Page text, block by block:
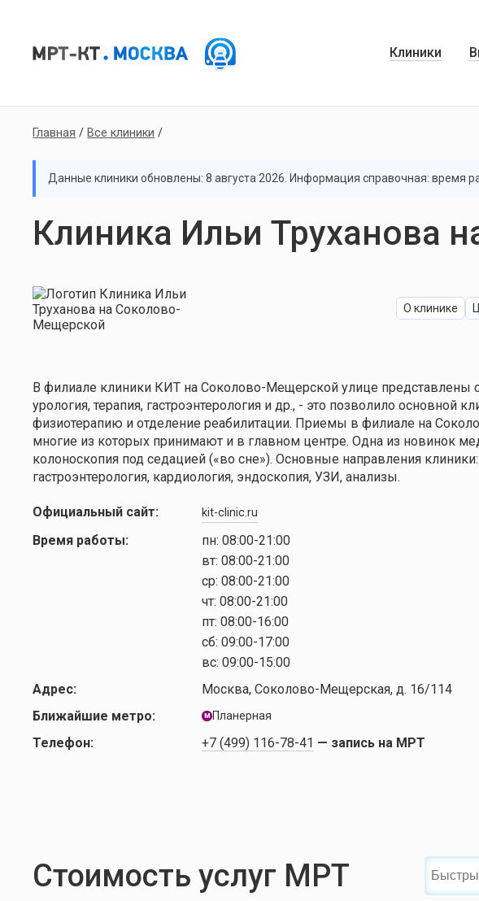
Клиники
Главная / Все клиники /
Данные клиники обновлены: 8 августа 2026. Информация справочная: время
Клиника Ильи Труханова
О клинике
В филиале клиники КИТ на Соколово-Мещерской улице представлены
урология, терапия, гастроэнтерология и др., - это позволило основной
физиотерапию и отделение реабилитации. Приемы в филиале на
многие из которых принимают и в главном центре. Одна из новинок
колоноскопия под седацией («во сне»). Основные направления клиники:
гастроэнтерология, кардиология, эндоскопия, УЗИ, анализы.
Официальный сайт: kit-clinic.ru
Время работы: пн: 08:00-21:00
вт: 08:00-21:00
ср: 08:00-21:00
чт: 08:00-21:00
пт: 08:00-16:00
сб: 09:00-17:00
вс: 09:00-15:00
Адрес:
Москва, Соколово-Мещерская, д. 16/114
Ближайшие метро:
м Планерная
Телефон: +7 (499) 116-78-41 — запись на МРТ
Стоимость услуг МРТ